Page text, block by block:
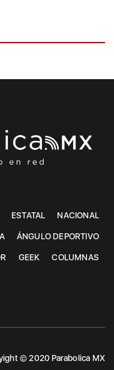
ESTATAL NACIONAL
ÁNGULO DEPORTIVO
GEEK COLUMNAS
© 2020 Parabolica MX